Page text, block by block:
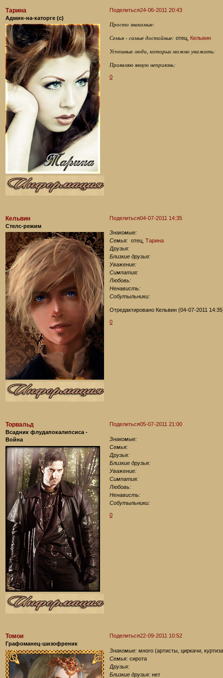
Поделиться24-06-2011 20:43
Тарина
Админ-на-каторге (с)
Просто знакомые:
Семья - самые достойные: отец, Кельвин
Успешные люди, которых можно уважать:
Проявляю явную неприязнь:
0
Поделиться04-07-2011 14:35
Кельвин
Стелс-режим
Знакомые:
Семья: отец,Тарина
Друзья:
Близкие друзья:
Уважение:
Симпатия:
Любовь:
Ненависть:
Собутыльники:
Отредактировано Кельвин (04-07-2011
0
Поделиться05-07-2011 21:00
Торвальд
Всадник флудапокалипсиса -
Война
Знакомые:
Семья:
Друзья:
Близкие друзья:
Уважение:
Симпатия:
Любовь:
Ненависть:
Собутыльники:
0
Поделиться22-09-2011 10:52
Томои
Графоманец-шизофреник
Знакомые: много (артисты, циркачи,
Семья: сирота
Друзья:
Близкие друзья: нет